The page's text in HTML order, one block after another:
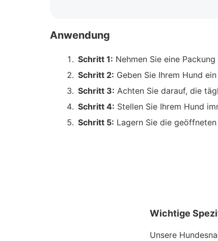
Anwendung
Schritt 1: Nehmen Sie eine
Schritt 2: Geben Sie Ihrem Hund
Schritt 3: Achten Sie darauf, die
Schritt 4: Stellen Sie Ihrem Hund
Schritt 5: Lagern Sie die
Wichtige
Unsere